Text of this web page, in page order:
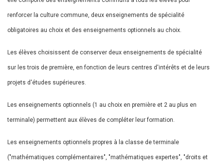
renforcer la culture commune, deux enseignements de spécialité
obligatoires au choix et des enseignements optionnels au choix.
Les élèves choisissent de conserver deux enseignements de spécialité
sur les trois de première, en fonction de leurs centres d'intérêts et de leurs
projets d'études supérieures.
Les enseignements optionnels (1 au choix en première et 2 au plus en
terminale) permettent aux élèves de compléter leur formation.
Les enseignements optionnels propres à la classe de terminale
("mathématiques complémentaires", "mathématiques expertes", "droits et